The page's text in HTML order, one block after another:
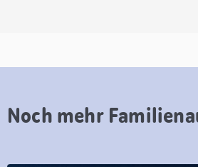
Noch mehr